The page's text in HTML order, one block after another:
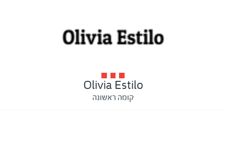
Olivia Estilo
קומה ראשונה